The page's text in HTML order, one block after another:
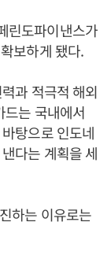
린도파이낸스가
보하게 됐다.
과 적극적 해외
드는 국내에서
탕으로 인도네
다는 계획을 세
하는 이유로는